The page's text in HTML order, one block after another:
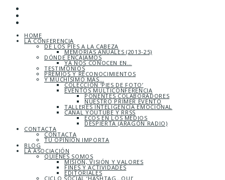
HOME
LA CONFERENCIA
DE LOS PIES A LA CABEZA
MEMORIAS ANUALES (2013-25)
DÓNDE ENCAJAMOS
YA NOS CONOCEN EN…
TESTIMONIOS
PREMIOS Y RECONOCIMIENTOS
Y MUCHÍSIMO MÁS…
COLECCIÓN ‘PIES DE FOTO’
EVENTOS MULTICONFERENCIA
PONENTES COLABORADORES
NUESTRO PRIMER EVENTO
TALLERES INTELIGENCIA EMOCIONAL
CANAL YOUTUBE Y RRSS
ECOS EN LOS MEDIOS
DESPIERTA (ARAGÓN RADIO)
CONTACTA
CONTACTA
TU OPINIÓN IMPORTA
BLOG
LA ASOCIACIÓN
QUIÉNES SOMOS
MISIÓN, VISIÓN Y VALORES
FINES Y ACTIVIDADES
EDITORIALES
CICLO SOCIAL ‘HASHTAG…QUI’